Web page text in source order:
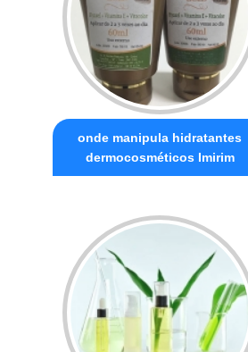
onde manipula hidratantes
dermocosméticos Imirim